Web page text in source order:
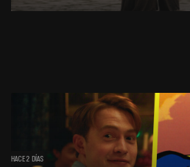
HACE 2 DÍAS